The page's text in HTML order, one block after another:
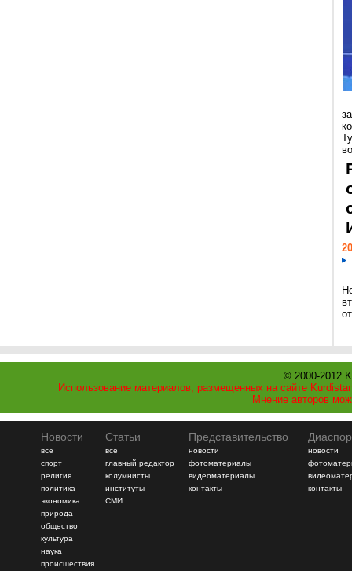
© 2000-2012
Использование материалов, размещенных на сайте
Мнение авторов
Новости
все
спорт
религия
политика
экономика
природа
общество
культура
наука
происшествия
Статьи
все
главный редактор
колумнисты
институты
СМИ
Представительство
новости
фотоматериалы
видеоматериалы
контакты
новости
контакты